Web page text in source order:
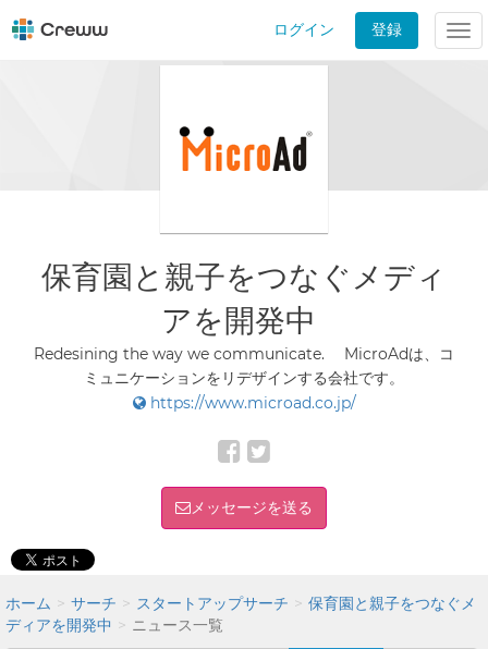
ログイン 登録
保育園と親子をつなぐメディ
アを開発中
Redesining the way we communicate. MicroAdは、コ
ミュニケーションをリデザインする会社です。
https://www.microad.co.jp/
メッセージを送る
ホーム サーチ スタートアップサーチ
保育園と親子をつなぐメ
ディアを開発中
ニュース一覧